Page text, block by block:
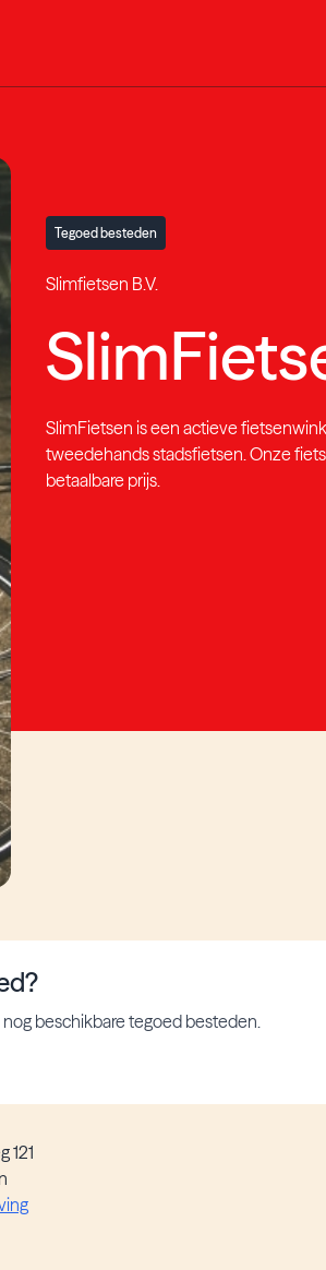
Tegoed besteden
Slimfietsen B.V.
SlimFietsen is een actieve
tweedehands stadsfietsen. Onze
betaalbare prijs.
beschikbare tegoed besteden.
121